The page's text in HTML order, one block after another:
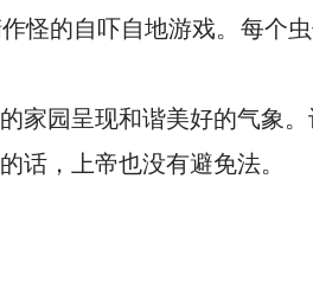
怪的自吓自地游戏。每个
家园呈现和谐美好的气象
话，上帝也没有避免法。